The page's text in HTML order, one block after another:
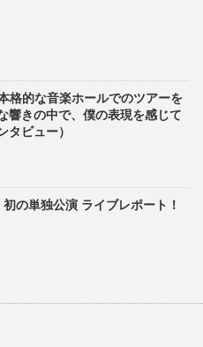
格的な音楽ホールでのツアーを
響きの中で、僕の表現を感じて
タビュー）
の単独公演 ライブレポート！